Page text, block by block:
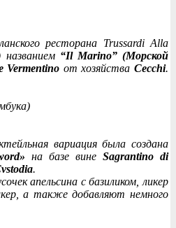
ресторана Trussardi Alla
названием “Il Marino” (Морской
Vermentino от хозяйства Cecchi.
вариация была создана
на базе вине Sagrantino di
.
апельсина с базиликом, ликер
а также добавляют немного